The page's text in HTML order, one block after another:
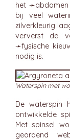
het ➛abdomen
bij veel
zilverkleurig
ververst de
➛fysische
nodig is.
Waterspin met
De waterspin
ontwikkelde
Met spinsel
geordend